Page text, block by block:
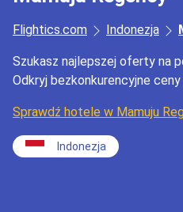
Flightics.com Indonezja
Szukasz najlepszej oferty na
Odkryj bezkonkurencyjne
Sprawdź hotele w Mamuju
Indonezja